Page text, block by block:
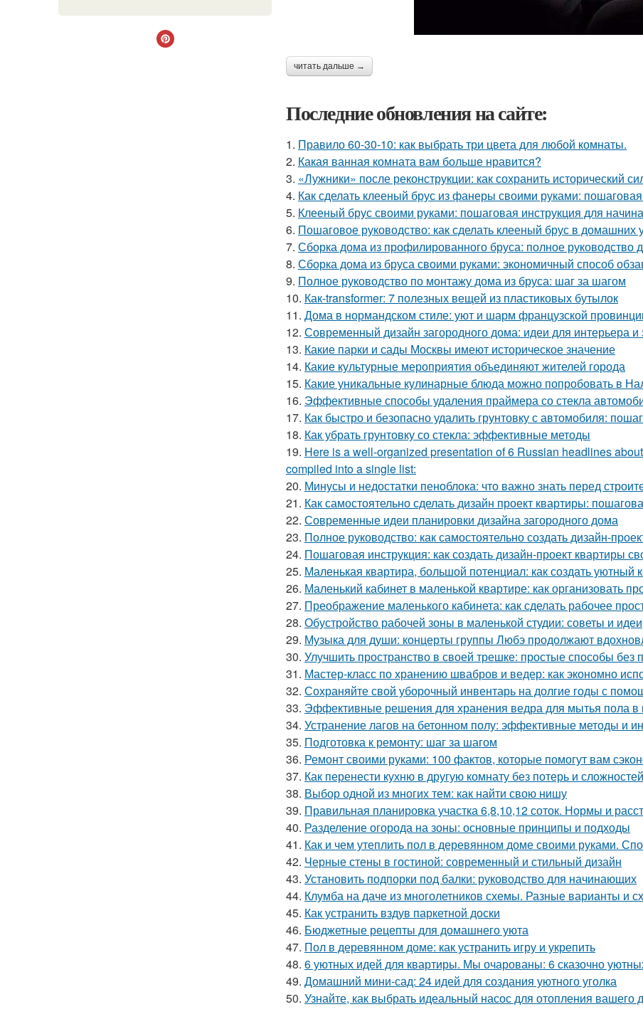
читать дальше →
Последние обновления на сайте:
1. Правило 60-30-10: как выбрать три цвета для любой комнаты.
2. Какая ванная комната вам больше нравится?
3. «Лужники» после реконструкции: как сохранить исторический
4. Как сделать клееный брус из фанеры своими руками: пошаговая
5. Клееный брус своими руками: пошаговая инструкция для
6. Пошаговое руководство: как сделать клееный брус в домашних
7. Сборка дома из профилированного бруса: полное руководство
8. Сборка дома из бруса своими руками: экономичный способ
9. Полное руководство по монтажу дома из бруса: шаг за шагом
10. Как-transformer: 7 полезных вещей из пластиковых бутылок
11. Дома в нормандском стиле: уют и шарм французской
12. Современный дизайн загородного дома: идеи для интерьера и
13. Какие парки и сады Москвы имеют историческое значение
14. Какие культурные мероприятия объединяют жителей города
15. Какие уникальные кулинарные блюда можно попробовать в
16. Эффективные способы удаления праймера со стекла
17. Как быстро и безопасно удалить грунтовку с автомобиля:
18. Как убрать грунтовку со стекла: эффективные методы
19. Here is a well-organized presentation of 6 Russian headlines
compiled into a single list:
20. Минусы и недостатки пеноблока: что важно знать перед
21. Как самостоятельно сделать дизайн проект квартиры:
22. Современные идеи планировки дизайна загородного дома
23. Полное руководство: как самостоятельно создать дизайн-
24. Пошаговая инструкция: как создать дизайн-проект квартиры
25. Маленькая квартира, большой потенциал: как создать уютный
26. Маленький кабинет в маленькой квартире: как организовать
27. Преображение маленького кабинета: как сделать рабочее
28. Обустройство рабочей зоны в маленькой студии: советы и идеи
29. Музыка для души: концерты группы Любэ продолжают
30. Улучшить пространство в своей трешке: простые способы без
31. Мастер-класс по хранению швабров и ведер: как экономно
32. Сохраняйте свой уборочный инвентарь на долгие годы с
33. Эффективные решения для хранения ведра для мытья пола в
34. Устранение лагов на бетонном полу: эффективные методы и
35. Подготовка к ремонту: шаг за шагом
36. Ремонт своими руками: 100 фактов, которые помогут вам
37. Как перенести кухню в другую комнату без потерь и сложностей
38. Выбор одной из многих тем: как найти свою нишу
39. Правильная планировка участка 6,8,10,12 соток. Нормы и
40. Разделение огорода на зоны: основные принципы и подходы
41. Как и чем утеплить пол в деревянном доме своими руками.
42. Черные стены в гостиной: современный и стильный дизайн
43. Установить подпорки под балки: руководство для начинающих
44. Клумба на даче из многолетников схемы. Разные варианты и
45. Как устранить вздув паркетной доски
46. Бюджетные рецепты для домашнего уюта
47. Пол в деревянном доме: как устранить игру и укрепить
48. 6 уютных идей для квартиры. Мы очарованы: 6 сказочно
49. Домашний мини-сад: 24 идей для создания уютного уголка
50. Узнайте, как выбрать идеальный насос для отопления вашего